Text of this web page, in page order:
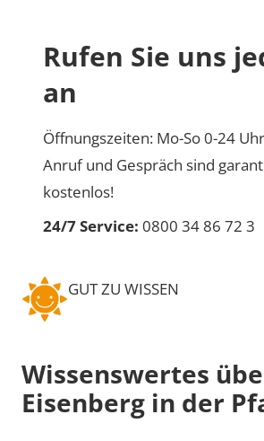
Rufen Sie uns
an
Öffnungszeiten: Mo-So 0-24 Uhr
Anruf und Gespräch sind
kostenlos!
24/7 Service: 0800 34 86 72 3
GUT ZU WISSEN
Wissenswertes
Eisenberg in der